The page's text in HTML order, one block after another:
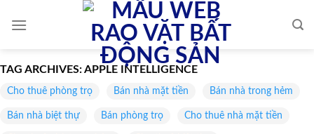
TAG ARCHIVES:APPLE INTELLIGENCE
Cho thuê phòng trọ Bán nhà mặt tiền Bán nhà trong hẻm
Bán nhà biệt thự Bán phòng trọ Cho thuê nhà mặt tiền